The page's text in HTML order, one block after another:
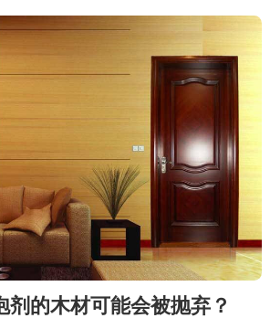
剂的木材可能会被抛弃？